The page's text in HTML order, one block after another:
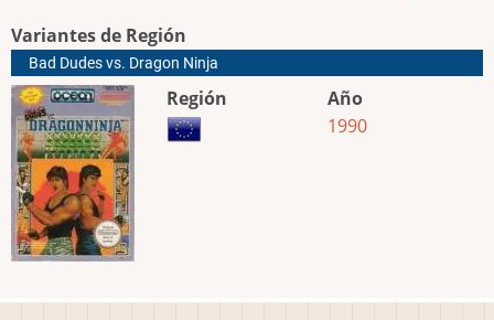
Variantes de Región
Bad Dudes vs. Dragon Ninja
Región
Año
1990